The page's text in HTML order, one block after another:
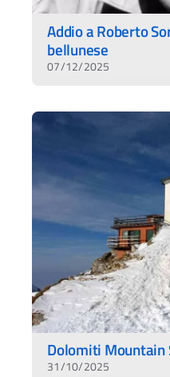
Addio a Roberto
bellunese
07/12/2025
Dolomiti Mountain
31/10/2025